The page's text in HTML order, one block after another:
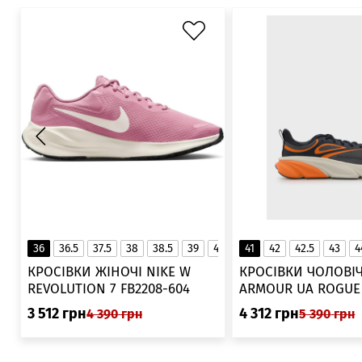
36 36.5 37.5 38 38.5 39 40 40.5
41
▲
КРОСІВКИ ЖІНОЧІ NIKE W
REVOLUTION 7 FB2208-604
3 512 грн4 390 грн
41 42 42.5 43
КРОСІВКИ
ARMOUR UA ROGUE 6006719-
025
4 312 грн5 390 грн